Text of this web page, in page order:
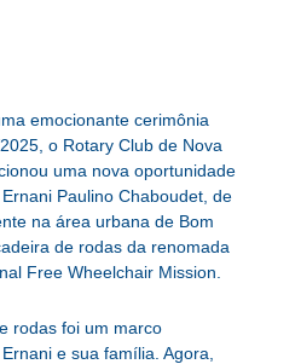
emocionante cerimônia
o Rotary Club de Nova
uma nova oportunidade
Paulino Chaboudet, de
na área urbana de Bom
de rodas da renomada
Free Wheelchair Mission.
rodas foi um marco
e sua família. Agora,